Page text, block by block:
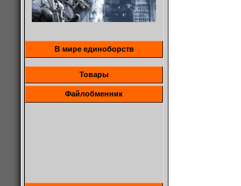
В мире единоборств
Товары
Файлобменник